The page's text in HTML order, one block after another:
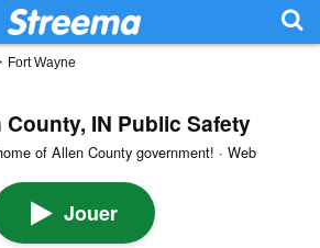
Fort Wayne
County, IN Public Safety
of Allen County government! · Web
Jouer